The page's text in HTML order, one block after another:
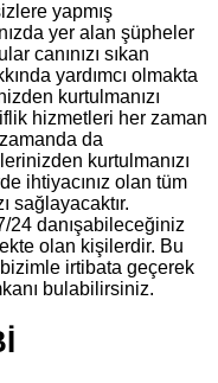
yapmış
yer alan şüpheler
canınızı sıkan
yardımcı olmakta
kurtulmanızı
hizmetleri her zaman
da
kurtulmanızı
ihtiyacınız olan tüm
sağlayacaktır.
24 danışabileceğiniz
olan kişilerdir. Bu
irtibata geçerek
bulabilirsiniz.